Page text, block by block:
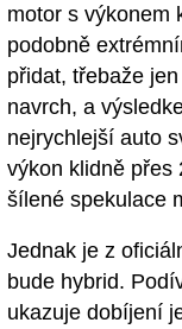
motor s výkonem
podobně
přidat, třebaže
navrch, a
nejrychlejší auto
výkon klidně přes
šílené spekulace
Jednak je z
bude hybrid.
ukazuje dobíjení